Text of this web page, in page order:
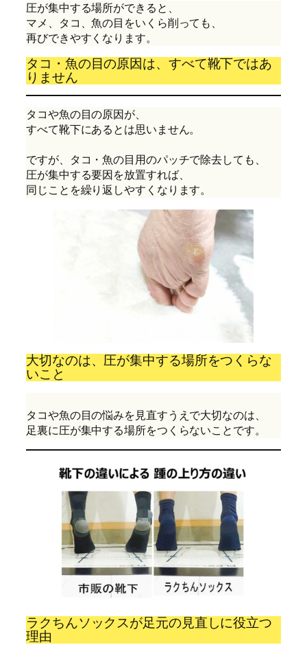
圧が集中する場所ができると、
マメ、タコ、魚の目をいくら削っても、
再びできやすくなります。
タコ・魚の目の原因は、すべて靴下ではあ
りません
タコや魚の目の原因が、
すべて靴下にあるとは思いません。
ですが、タコ・魚の目用のパッチで除去しても、
圧が集中する要因を放置すれば、
同じことを繰り返しやすくなります。
大切なのは、圧が集中する場所をつくらな
いこと
タコや魚の目の悩みを見直すうえで大切なのは、
足裏に圧が集中する場所をつくらないことです。
ラクちんソックスが足元の見直しに役立つ
理由